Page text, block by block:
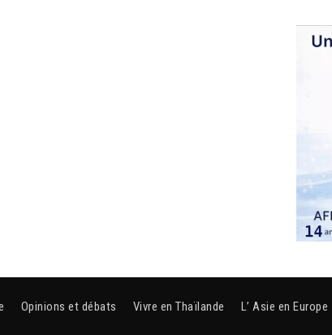
Opinions et débats Vivre en Thaïlande L’ Asie en Europe